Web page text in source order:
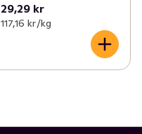
29,29 kr
117,16 kr /kg